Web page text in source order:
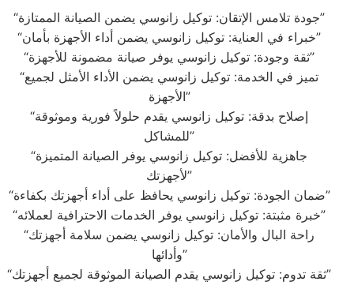
“جودة تلامس الإتقان: توكيل زانوسي يضمن الصيانة الممتازة”
“خبراء في العناية: توكيل زانوسي يضمن أداء الأجهزة بأمان”
“ثقة وجودة: توكيل زانوسي يوفر صيانة مضمونة للأجهزة”
“تميز في الخدمة: توكيل زانوسي يضمن الأداء الأمثل لجميع
الأجهزة”
“إصلاح بدقة: توكيل زانوسي يقدم حلولاً فورية وموثوقة
للمشاكل”
“جاهزية للأفضل: توكيل زانوسي يوفر الصيانة المتميزة
لأجهزتك”
“ضمان الجودة: توكيل زانوسي يحافظ على أداء أجهزتك بكفاءة”
“خبرة مثبتة: توكيل زانوسي يوفر الخدمات الاحترافية لعملائه”
“راحة البال والأمان: توكيل زانوسي يضمن سلامة أجهزتك
وأدائها”
“ثقة تدوم: توكيل زانوسي يقدم الصيانة الموثوقة لجميع أجهزتك”